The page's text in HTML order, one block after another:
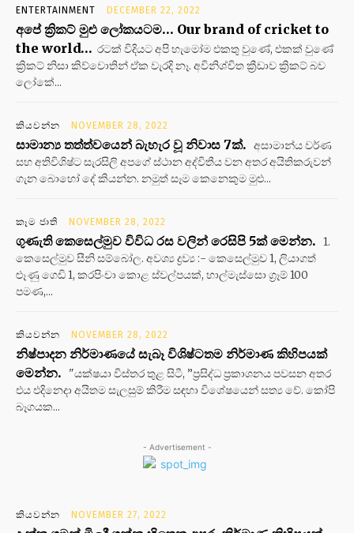
ENTERTAINMENT DECEMBER 22, 2022
අපේ ක්‍රිකට් මුළු ලෝකයටම… Our brand of cricket to
the world… රටක් විදියට අපි හැමෝම එකතු වුණේ, එකක් වුණේ
ක්‍රිකට් නිසා කිව්වොතින් ඒක වැරදි නෑ. අවිනිශ්චිත ක්‍රීඩාව ක්‍රිකට් බව
ලෝකේ...
කියවන්න NOVEMBER 28, 2022
සාමාන්‍ය තත්ත්වයෙන් බැහැර වූ නිවාස 7ක්. අසාමාන්ය වර්ණ
සහ අතිවිශිෂ්ට සැරසිලි අපගේ ස්ථාන අද්විතීය වන අතර අයිතිකරුවන්
ගැන බොහෝ දේ කියන්න. නමුත් සෑම කෙනෙකුම මුළු...
කෑම ජාති NOVEMBER 28, 2022
ගුණැති කෙසෙල්මුව විවිධ රස වලින් රෙසිපි 5ක් මෙන්න. 1.
කෙසෙල්මුව සීනි සම්බෝල. අවශ්‍ය ද්‍රව්‍ය :- කෙසෙල්මුව 1, ලියාගත්
ළූණු ගෙඩි 1, කරපිංචා කොළ ස්වල්පයක්, හාල්මැස්සො ග්‍රෑම් 100
පමණ,...
කියවන්න NOVEMBER 28, 2022
නිෂ්පාදන නිර්මාණයේ සැබෑ විශිෂ්ටතම නිර්මාණ කිහිපයක්
මෙන්න.
"යක්ෂයා විස්තර තුළ සිටී, ”ප්‍රසිද්ධ ප්‍රකාශනය පවසන අතර
එය එදිනෙදා අයිතම සැලසුම් කිරීම සඳහා විශේෂයෙන් සත්‍ය වේ. කෝපි
බෑගයක...
- Advertisement -
කියවන්න NOVEMBER 27, 2022